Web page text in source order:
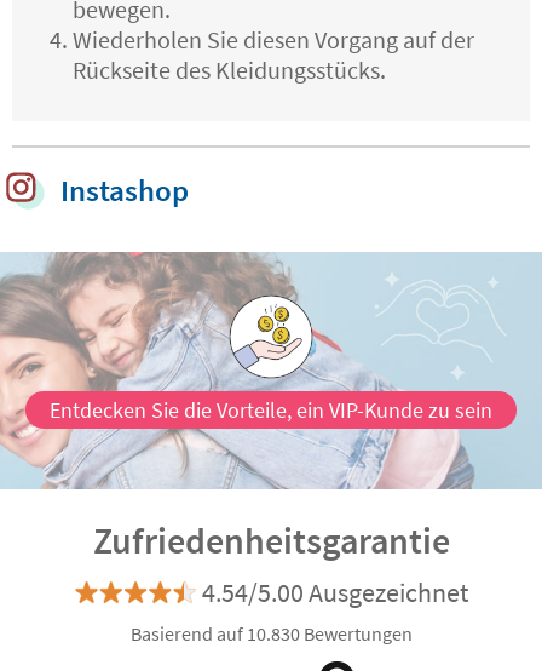
bewegen.
Wiederholen Sie diesen Vorgang auf der
Rückseite des Kleidungsstücks.
Instashop
Entdecken Sie die Vorteile, ein VIP-Kunde zu sein
Zufriedenheitsgarantie
4.54/5.00 Ausgezeichnet
Basierend auf 10.830 Bewertungen